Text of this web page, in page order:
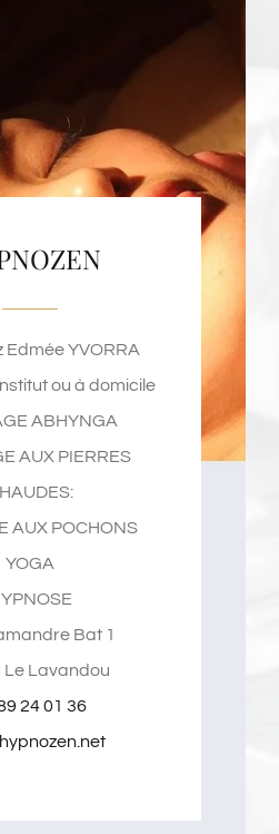
Edmée YVORRA
ou à domicile
ABHYNGA
AUX PIERRES
AUX POCHONS
YOGA
Bat 1
Le Lavandou
24 01 36